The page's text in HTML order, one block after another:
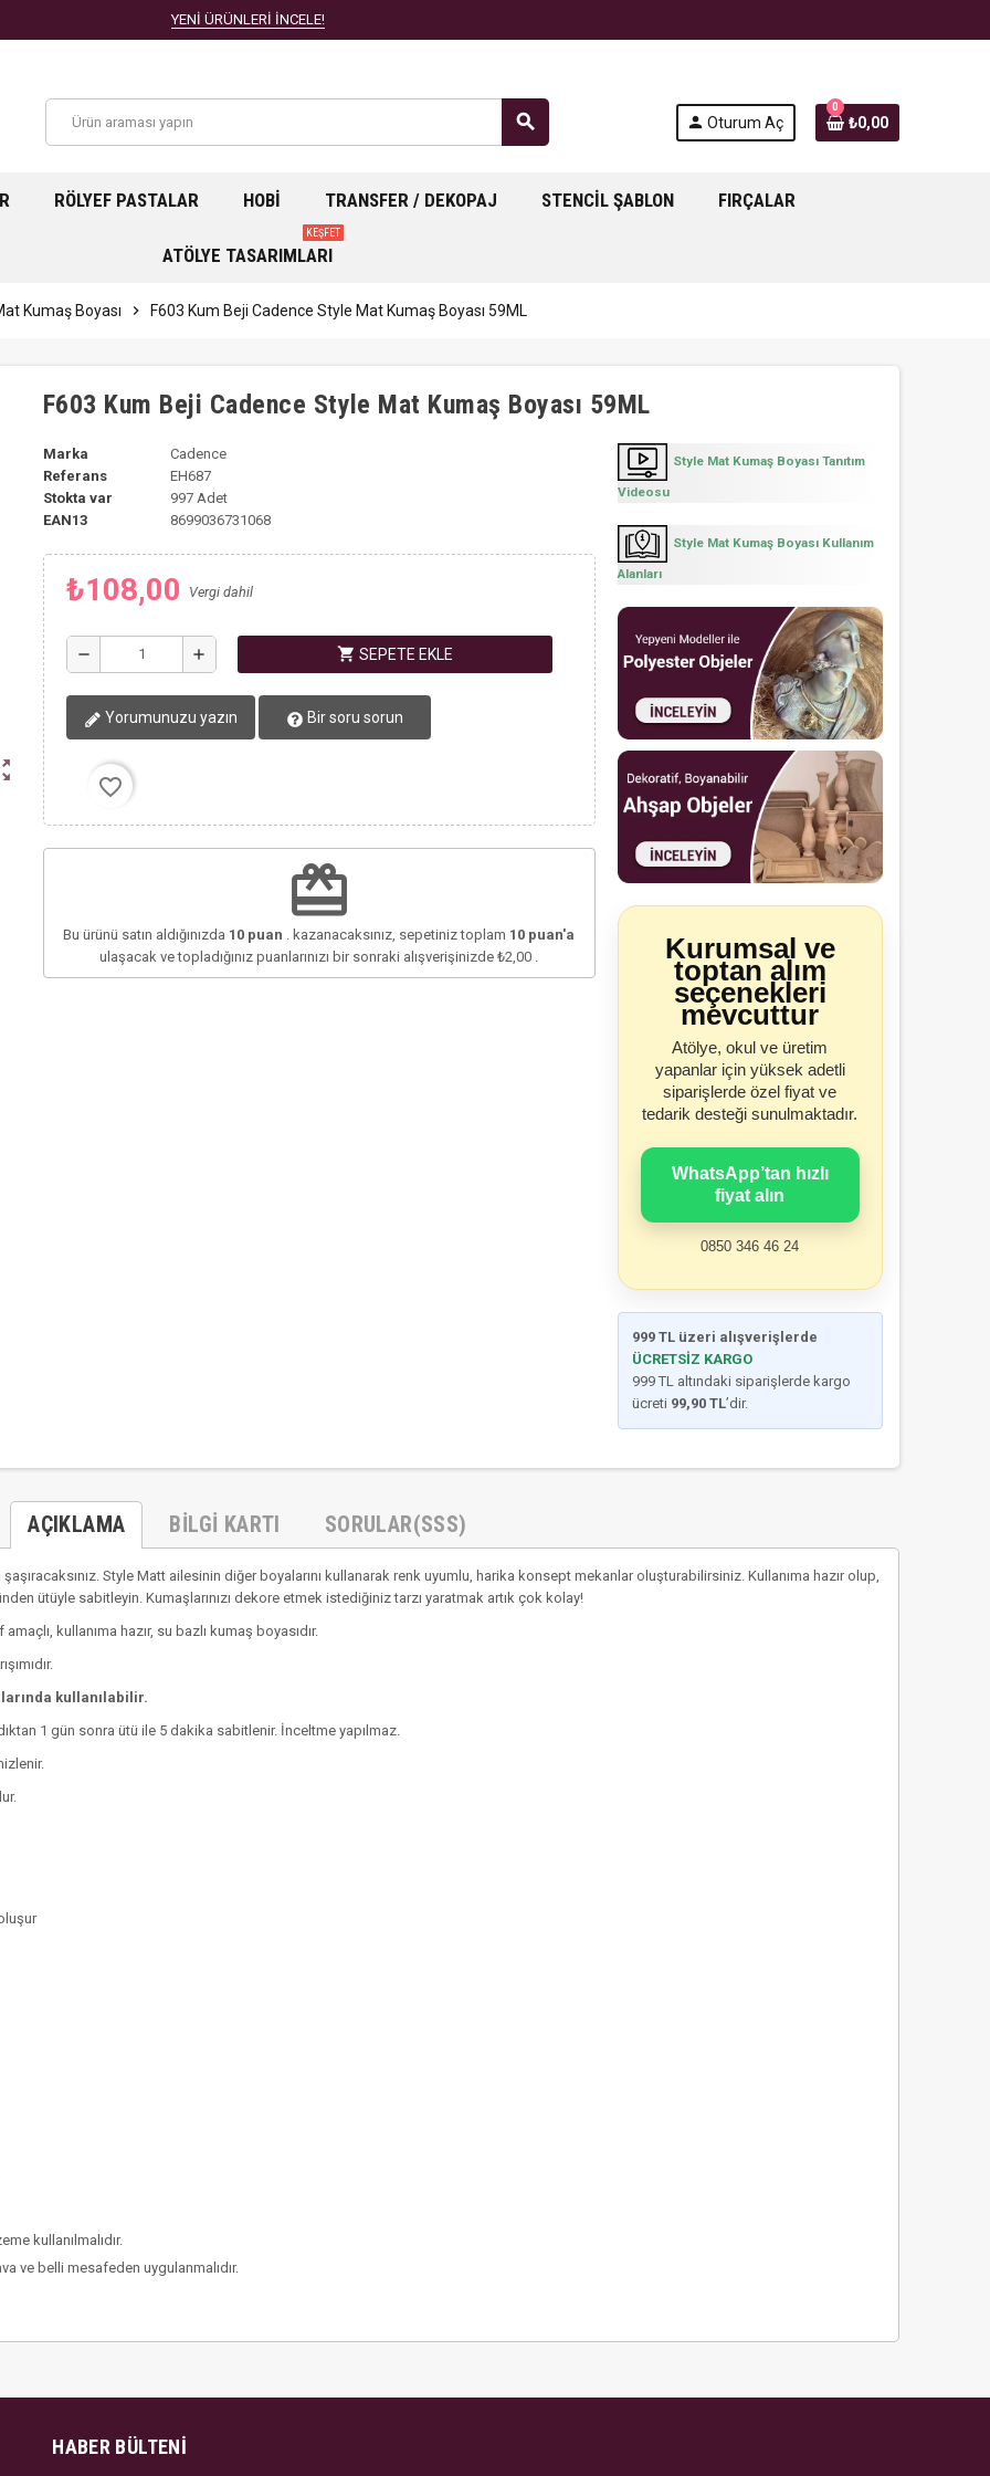
YENİ ÜRÜNLERİ İNCELE!
search person Oturum Aç
0
₺0,00
RÖLYEF PASTALAR HOBI TRANSFER / DEKOPAJ STENCIL ŞABLON FIRÇALAR
ATÖLYE TASARIMLARI
KEŞFET
Kumaş Boyası chevron_right F603 Kum Beji Cadence Style Mat Kumaş Boyası 59ML
F603 Kum Beji Cadence Style Mat Kumaş Boyası 59ML
Marka
Cadence
Referans
EH687
Stokta var
997 Adet
EAN13
8699036731068
₺108,00 Vergi dahil
remove add shopping_cart SEPETE EKLE
Yorumunuzu yazın Bir soru sorun
favorite_border
redeem
Bu ürünü satın aldığınızda 10 puan . kazanacaksınız, sepetiniz toplam 10 puan'a
ulaşacak ve topladığınız puanlarınızı bir sonraki alışverişinizde₺2,00
Style Mat Kumaş Boyası Tanıtım
Videosu
Style Mat Kumaş Boyası Kullanım
Alanları
Kurumsal ve
toptan alım
seçenekleri
mevcuttur
Atölye, okul ve üretim
yapanlar için yüksek adetli
siparişlerde özel fiyat ve
tedarik desteği sunulmaktadır.
WhatsApp’tan hızlı
fiyat alın
0850 346 46 24
999 TL üzeri alışverişlerde
ÜCRETSİZ KARGO
999 TL altındaki siparişlerde kargo
ücreti 99,90 TL’dir.
AÇIKLAMA BILGI KARTI SORULAR(SSS)
Style Matt ailesinin diğer boyalarını kullanarak renk uyumlu, harika konsept mekanlar oluşturabilirsiniz. Kullanıma hazır olup,
ütüyle sabitleyin. Kumaşlarınızı dekore etmek istediğiniz tarzı yaratmak artık çok kolay!
kullanıma hazır, su bazlı kumaş boyasıdır.
kullanılabilir.
1 gün sonra ütü ile 5 dakika sabitlenir. İnceltme yapılmaz.
kullanılmalıdır.
ve belli mesafeden uygulanmalıdır.
HABER BÜLTENI